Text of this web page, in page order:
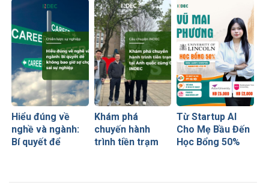
của những cha
thiếu năng lực”
“Bước Đệm
Vàng” Cất Cánh
Hiểu đúng về
nghề và ngành:
Bí quyết để
Khám phá
chuyến hành
trình tiền trạm
Từ Startup AI
Cho Mẹ Bầu Đến
Học Bổng 50%